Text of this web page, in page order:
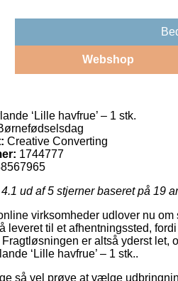
Webshop
‘Lille havfrue’ – 1 stk.
Creative Converting
1744777
4.1 ud af 5 stjerner baseret på 19
virksomheder udlover nu
leveret til et afhentningssted,
er altså yderst let,
‘Lille havfrue’ – 1 stk..
så vel prøve at vælge